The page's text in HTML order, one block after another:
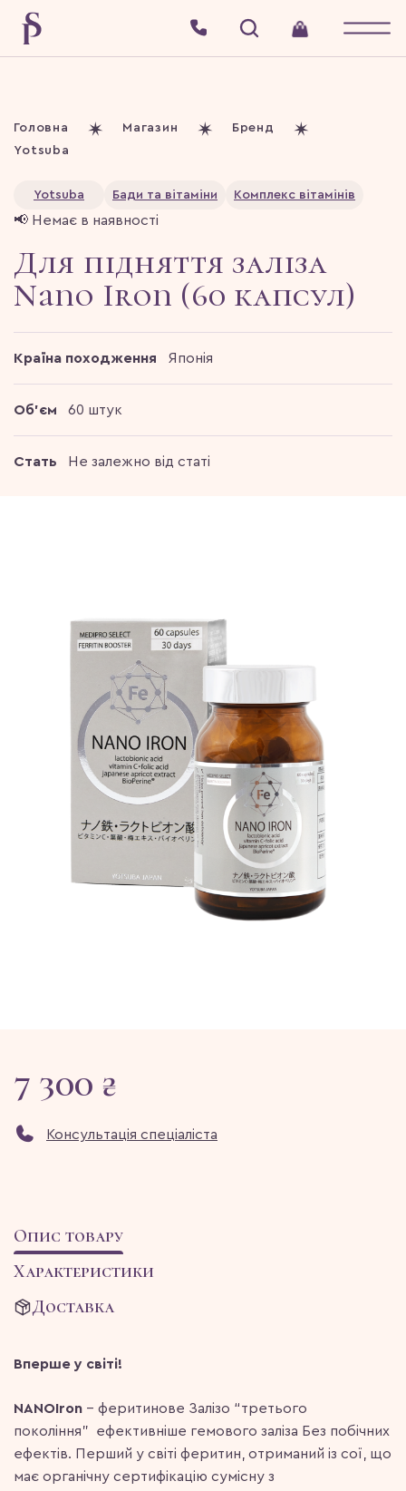
Головна Магазин
Бренд
Yotsuba
Yotsuba Бади та вітаміни Комплекс вітамінів
📢 Немає в наявності
Для підняття заліза
Nano Iron (60 капсул)
Країна походження Японія
Об'єм 60 штук
Стать Не залежно від статі
7 300 ₴
Консультація спеціаліста
Опис товару
Характеристики
Доставка
Вперше у світі!
NANOIron – феритинове Залізо “третього
покоління” ефективніше гемового заліза Без побічних
ефектів. Перший у світі феритин, отриманий із сої, що
має органічну сертифікацію сумісну з